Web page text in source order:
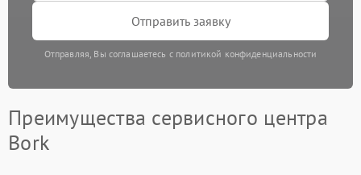
Отправить заявку
Отправляя, Вы соглашаетесь с политикой конфиденциальности
Преимущества сервисного центра
Bork